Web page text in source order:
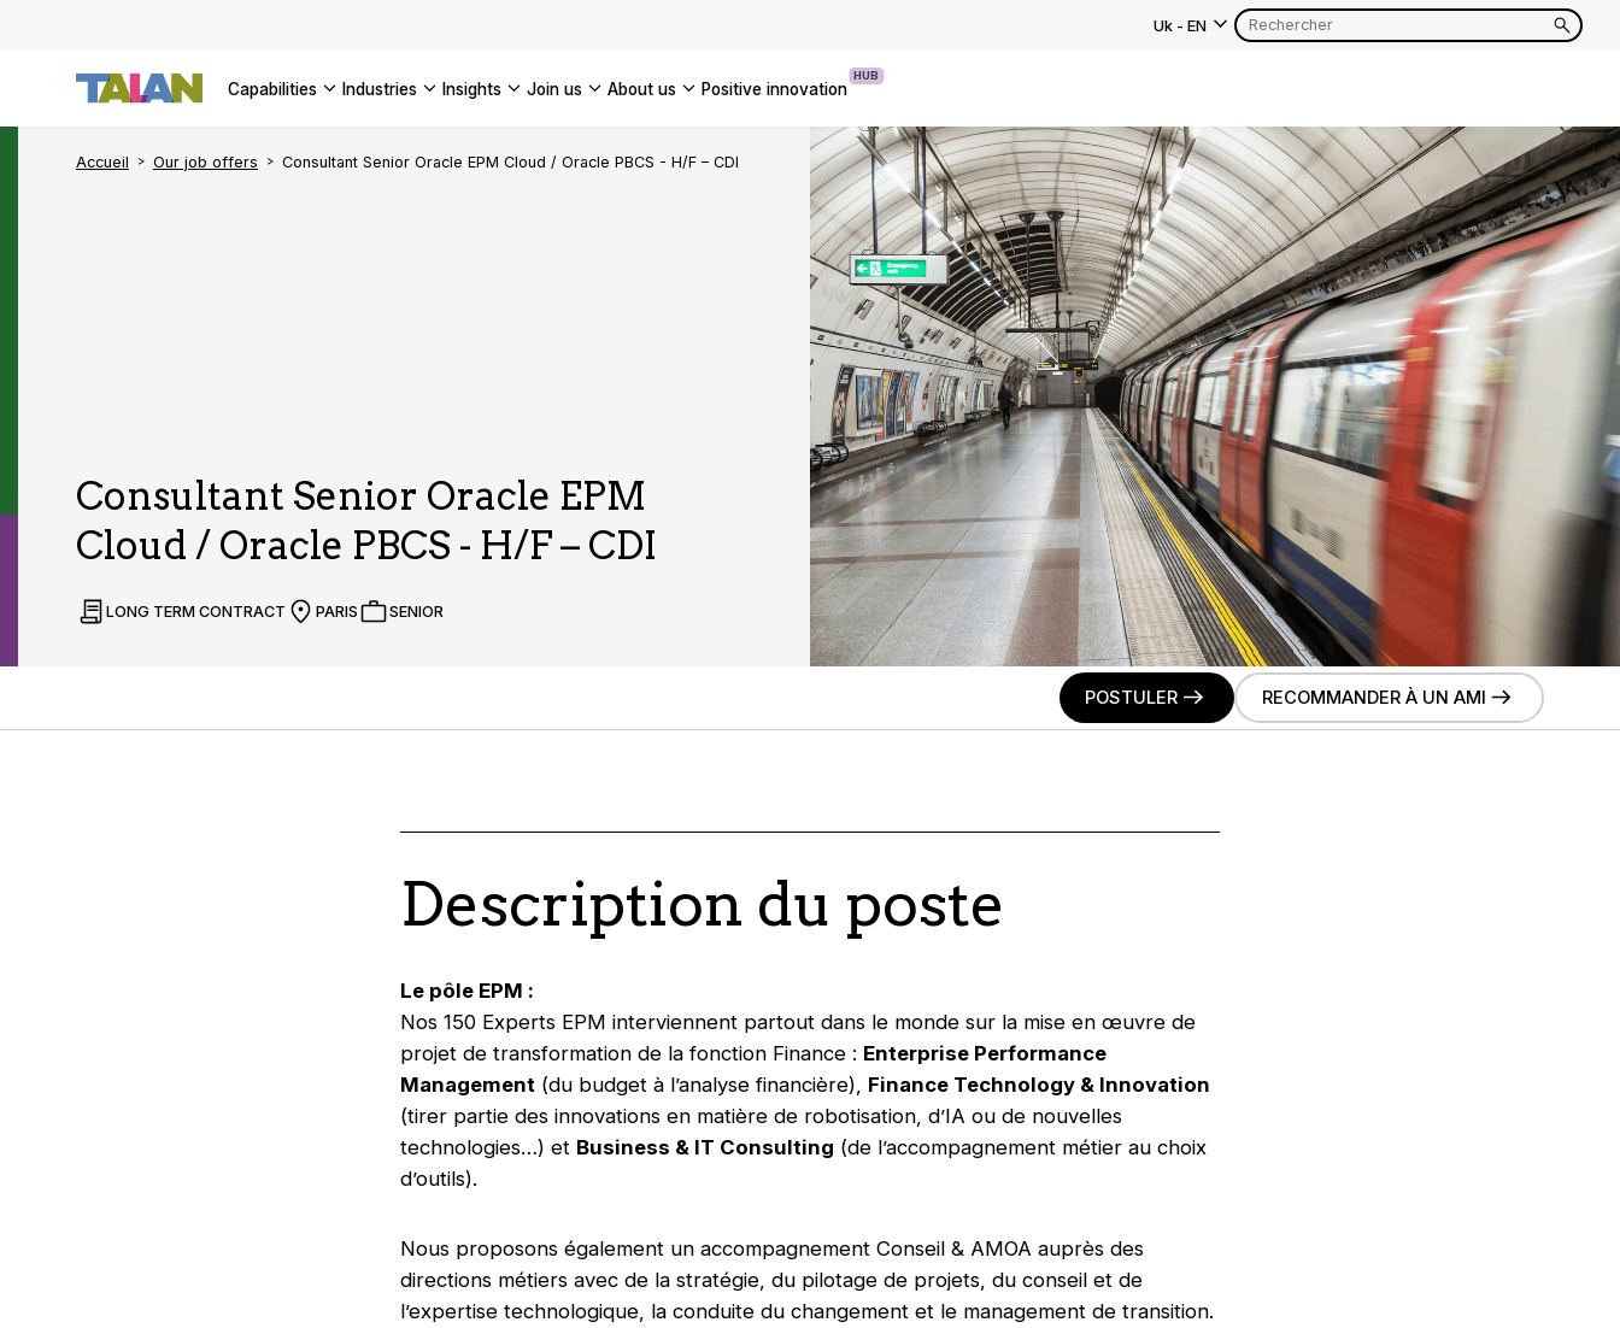
Uk- EN
Americas EN FR
UK EN
France FR
Global EN FR
capabilities industries insights
SEE ALL OUR CASE STUDIES
join us about us positive innovation
HUB
Accueil Our job offers Consultant Senior Oracle EPM Cloud / Oracle PBCS - H/F – CDI
Consultant Senior Oracle EPM
Cloud / Oracle PBCS - H/F – CDI
LONG TERM CONTRACT PARIS SENIOR
POSTULER RECOMMANDER À UN AMI
Description du poste
Le pôle EPM :
Nos 150 Experts EPM interviennent partout dans le monde sur la mise en œuvre de
projet de transformation de la fonction Finance : Enterprise Performance
Management(du budget à l’analyse financière), Finance Technology & Innovation
(tirer partie des innovations en matière de robotisation, d’IA ou de nouvelles
technologies…) et Business & IT Consulting (de l’accompagnement métier au choix
d’outils).
Nous proposons également un accompagnement Conseil & AMOA auprès des
directions métiers avec de la stratégie, du pilotage de projets, du conseil et de
l’expertise technologique, la conduite du changement et le management de transition.